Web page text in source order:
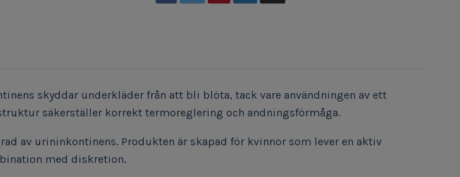
skyddar underkläder från att bli blöta, tack vare användningen av ett
säkerställer korrekt termoreglering och andningsförmåga.
av urininkontinens. Produkten är skapad för kvinnor som lever en aktiv
med diskretion.